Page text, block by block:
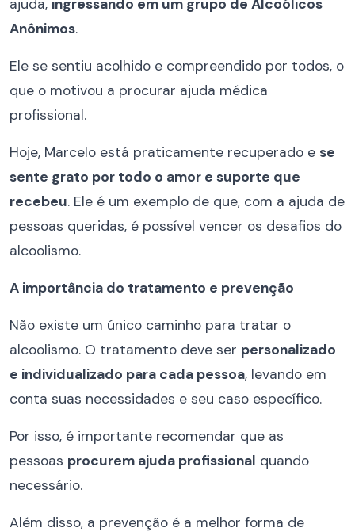
ajuda, ingressando em um grupo de Alcoólicos
Anônimos.
Ele se sentiu acolhido e compreendido por todos, o
que o motivou a procurar ajuda médica
profissional.
Hoje, Marcelo está praticamente recuperado e se
sente grato por todo o amor e suporte que
recebeu. Ele é um exemplo de que, com a ajuda de
pessoas queridas, é possível vencer os desafios do
alcoolismo.
A importância do tratamento e prevenção
Não existe um único caminho para tratar o
alcoolismo. O tratamento deve ser personalizado
e individualizado para cada pessoa, levando em
conta suas necessidades e seu caso específico.
Por isso, é importante recomendar que as
pessoas procurem ajuda profissional quando
necessário.
Além disso, a prevenção é a melhor forma de